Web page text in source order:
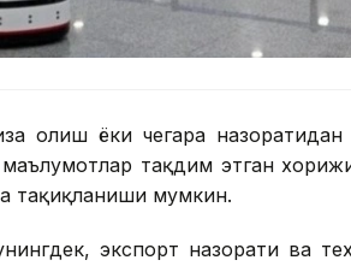
олиш ёки чегара назоратидан
маълумотлар тақдим этган
тақиқланиши мумкин.
экспорт назорати ва